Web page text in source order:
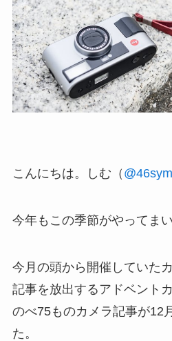
こんにちは。しむ（ @46sym
今年もこの季節がやってまい
今月の頭から開催していた
記事を放出するアドベント
のべ75ものカメラ記事が12
た。